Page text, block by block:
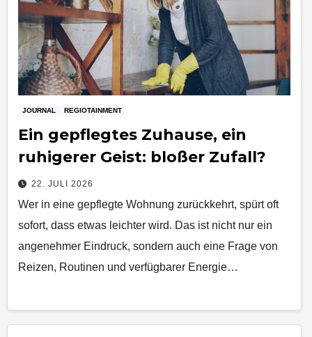
JOURNAL REGIOTAINMENT
Ein gepflegtes Zuhause, ein
ruhigerer Geist: bloßer Zufall?
22. JULI 2026
Wer in eine gepflegte Wohnung zurückkehrt, spürt oft
sofort, dass etwas leichter wird. Das ist nicht nur ein
angenehmer Eindruck, sondern auch eine Frage von
Reizen, Routinen und verfügbarer Energie…